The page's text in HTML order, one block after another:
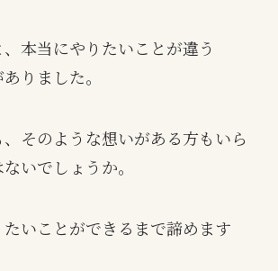
本当にやりたいことが違う
りました。
そのような想いがある方もいら
いでしょうか。
いことができるまで諦めます